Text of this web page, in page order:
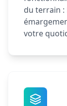
du terrain :
votre